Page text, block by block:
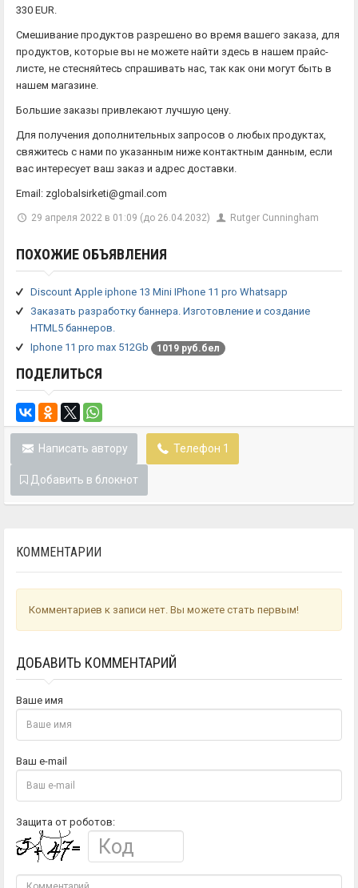
330 EUR.
Смешивание продуктов разрешено во время вашего заказа, для
продуктов, которые вы не можете найти здесь в нашем прайс-
листе, не стесняйтесь спрашивать нас, так как они могут быть в
нашем магазине.
Большие заказы привлекают лучшую цену.
Для получения дополнительных запросов о любых продуктах,
свяжитесь с нами по указанным ниже контактным данным, если
вас интересует ваш заказ и адрес доставки.
Email: zglobalsirketi@gmail.com
29 апреля 2022 в 01:09 (до 26.04.2032) Rutger Cunningham
ПОХОЖИЕ ОБЪЯВЛЕНИЯ
Discount Apple iphone 13 Mini IPhone 11 pro Whatsapp
Заказать разработку баннера. Изготовление и создание
HTML5 баннеров.
Iphone 11 pro max 512Gb
1019 руб.бел
ПОДЕЛИТЬСЯ
Написать автору Телефон 1
Добавить в блокнот
КОММЕНТАРИИ
Комментариев к записи нет. Вы можете стать первым!
ДОБАВИТЬ КОММЕНТАРИЙ
Ваше имя
Ваш e-mail
Защита от роботов: